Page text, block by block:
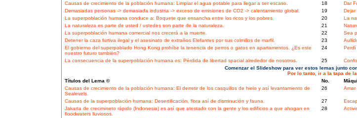
Causas de crecimiento de la población humana: Limpiar el agua potable para llegar a ser escaso.
18
Dar
Demasiadas personas -> demasiada industria -> exceso de emisiones de CO2 -> calentamiento global.
19
Dejar
La superpoblación humana conduce a: Boquete que ensancha entre los ricos y los pobres.
20
La
La naturaleza es parte de usted / ustedes son parte de la naturaleza.
21
La superpoblación humana comercial nos crecerá a la muerte.
22
Sea
Detener la caza furtiva ilegal y el asesinato de extraños Elefantes por sus colmillos de marfil.
23
El gobierno del superpoblado Hong Kong prohíbe la tenencia de perros o gatos en apartamentos. ¿Es este
nuestro futuro también?
24 Perdí
La consecuencia de la superpoblación humana es: Pérdida de libertad spacial alrededor de nosotros. 25
Comenzar el Slideshow para ver estos lemas junto
Por lo tanto, ir a la tapa de
Títulos del Lema ©
No.
Causas de crecimiento de la población humana: El derretir de los casquillos de hielo y así levantamiento de
Sealevels.
26 Amar
Causas de la superpoblación humana: Desertificación, flora así de disminución y fauna. 27
Jakarta de crecimineto rápido (Indonesia) es así que atestado con la gente y los edificios a que ahogan en
floodwaters lluviosos.
28